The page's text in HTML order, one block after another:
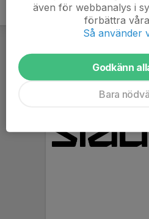
även för webbanalys i
förbättra
Så använder
Godkänn
Bara